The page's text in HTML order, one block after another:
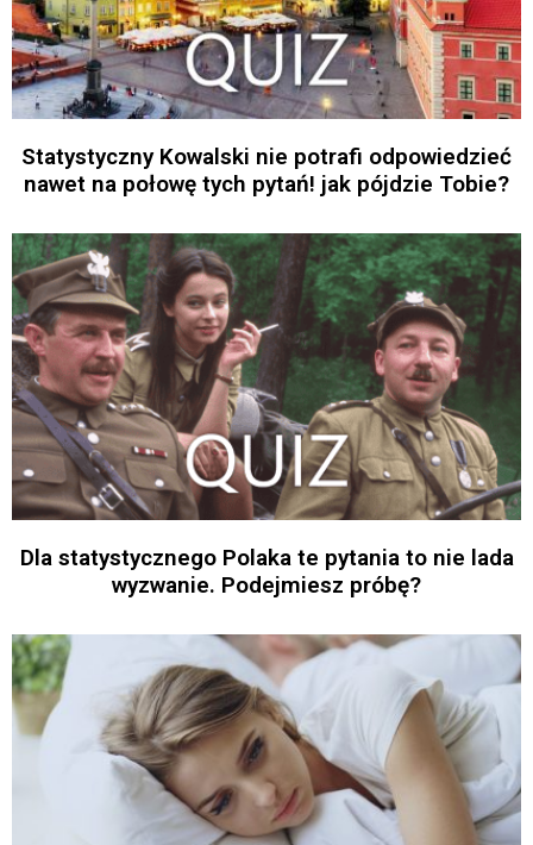
Statystyczny Kowalski nie potrafi odpowiedzieć
nawet na połowę tych pytań! jak pójdzie Tobie?
Dla statystycznego Polaka te pytania to nie lada
wyzwanie. Podejmiesz próbę?